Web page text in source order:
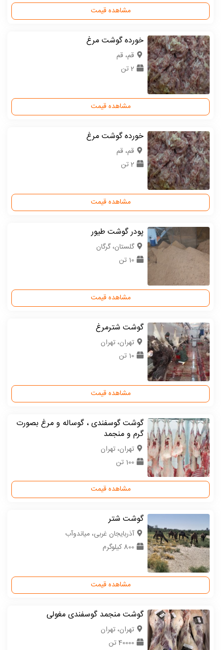
مشاهده قیمت
خورده گوشت مرغ
قم، قم
2 تن
مشاهده قیمت
خورده گوشت مرغ
قم، قم
2 تن
مشاهده قیمت
پودر گوشت طیور
گلستان، گرگان
10 تن
مشاهده قیمت
گوشت شترمرغ
تهران، تهران
10 تن
مشاهده قیمت
گوشت گوسفندی ، گوساله و مرغ بصورت
گرم و منجمد
تهران، تهران
100 تن
مشاهده قیمت
گوشت شتر
آذربایجان غربی، میاندوآب
800 کیلوگرم
مشاهده قیمت
گوشت منجمد گوسفندی مغولی
تهران، تهران
40000 تن